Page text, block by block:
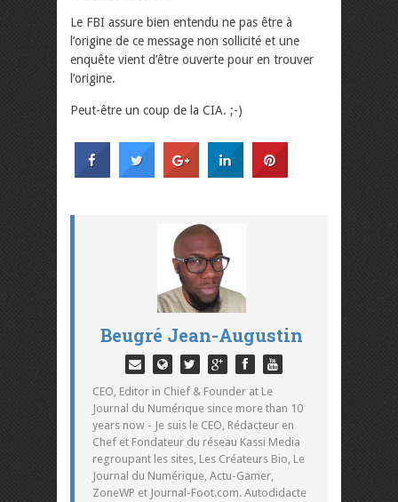
Le FBI assure bien entendu ne pas être à
l’origine de ce message non sollicité et une
enquête vient d’être ouverte pour en trouver
l’origine.
Peut-être un coup de la CIA. ;-)
Beugré Jean-Augustin
CEO, Editor in Chief & Founder at Le
Journal du Numérique since more than 10
years now - Je suis le CEO, Rédacteur en
Chef et Fondateur du réseau Kassi Media
regroupant les sites, Les Créateurs Bio, Le
Journal du Numérique, Actu-Gamer,
ZoneWP et Journal-Foot.com. Autodidacte